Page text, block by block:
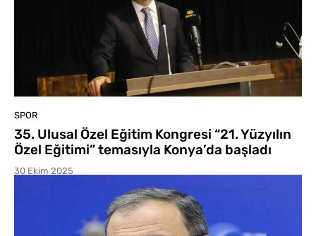
SPOR
35. Ulusal Özel Eğitim Kongresi “21. Yüzyılın
Özel Eğitimi” temasıyla Konya’da başladı
30 Ekim 2025